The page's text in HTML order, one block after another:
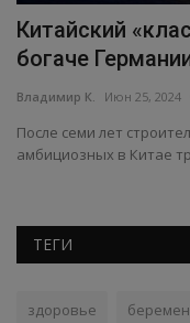
Китайский
богаче
Владимир К. Июн 25, 2024
После семи лет
амбициозных в Китае
ТЕГИ
здоровье